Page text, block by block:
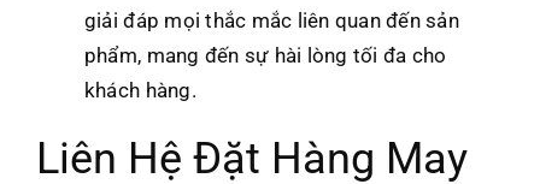
giải đáp mọi thắc mắc liên quan đến sản
phẩm, mang đến sự hài lòng tối đa cho
khách hàng.
Liên Hệ Đặt Hàng May